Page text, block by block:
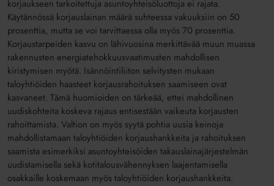
korjaukseen tarkoitettuja asuntoyhteisöluottoja ei rajata.
Käytännössä korjauslainan määrä suhteessa vakuuksiin on 50
prosenttia, mutta se voi tarvittaessa olla myös 70 prosenttia.
Korjaustarpeiden kasvu on lähivuosina merkittävää muun muassa
rakennusten energiatehokkuusvaatimusten mahdollisen
kiristymisen myötä. Isännöintiliiton selvitysten mukaan
taloyhtiöiden haasteet korjausrahoituksen saamiseen ovat
kasvaneet. Tämä huomioiden on tärkeää, ettei mahdollinen
uudiskohteita koskeva rajaus entisestään vaikeuta korjausten
rahoittamista. Valtion on myös syytä pohtia uusia keinoja
mahdollistamaan taloyhtiöiden korjaushankkeita ja rahoituksen
saamista esimerkiksi asuntoyhteisöiden takauslainajärjestelmän
uudistamisella sekä kotitalousvähennyksen laajentamisella
osakkaille koskemaan myös taloyhtiöiden korjaushankkeita.